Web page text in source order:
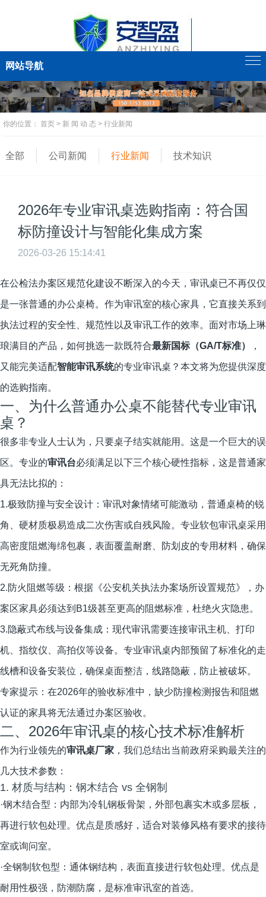
网站导航
你的位置： 首页 > 新 闻 动 态 > 行业新闻
全部 公司新闻 行业新闻 技术知识
2026年专业审讯桌选购指南：符合国
标防撞设计与智能化集成方案
2026-03-26 15:14:41
在公检法办案区规范化建设不断深入的今天，审讯桌已不再仅仅
是一张普通的办公桌椅。作为审讯室的核心家具，它直接关系到
执法过程的安全性、规范性以及审讯工作的效率。面对市场上琳
琅满目的产品，如何挑选一款既符合最新国标（GA/T标准） ，
又能完美适配智能审讯系统的专业审讯桌？本文将为您提供深度
的选购指南。
一、为什么普通办公桌不能替代专业审讯
桌？
很多非专业人士认为，只要桌子结实就能用。这是一个巨大的误
区。专业的审讯台必须满足以下三个核心硬性指标，这是普通家
具无法比拟的：
1.极致防撞与安全设计：审讯对象情绪可能激动，普通桌椅的锐
角、硬材质极易造成二次伤害或自残风险。专业软包审讯桌采用
高密度阻燃海绵包裹，表面覆盖耐磨、防划皮的专用材料，确保
无死角防撞。
2.防火阻燃等级：根据《公安机关执法办案场所设置规范》，办
案区家具必须达到B1级甚至更高的阻燃标准，杜绝火灾隐患。
3.隐蔽式布线与设备集成：现代审讯需要连接审讯主机、打印
机、指纹仪、高拍仪等设备。专业审讯桌内部预留了标准化的走
线槽和设备安装位，确保桌面整洁，线路隐蔽，防止被破坏。
专家提示：在2026年的验收标准中，缺少防撞检测报告和阻燃
认证的家具将无法通过办案区验收。
二、2026年审讯桌的核心技术标准解析
作为行业领先的审讯桌厂家 ，我们总结出当前政府采购最关注的
几大技术参数：
1. 材质与结构：钢木结合 vs 全钢制
·钢木结合型：内部为冷轧钢板骨架，外部包裹实木或多层板，
再进行软包处理。优点是质感好，适合对装修风格有要求的接待
室或询问室。
·全钢制软包型：通体钢结构，表面直接进行软包处理。优点是
耐用性极强，防潮防腐，是标准审讯室的首选。